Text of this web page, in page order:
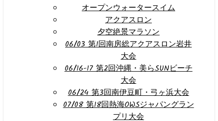
オープンウォータースイム
アクアスロン
夕空絶景マラソン
06/03 第1回南房総アクアスロン岩井
大会
06/16-17 第2回沖縄・美らSUNビーチ
大会
06/24 第3回南伊豆町・弓ヶ浜大会
07/08 第18回熱海OWSジャパングラン
プリ大会